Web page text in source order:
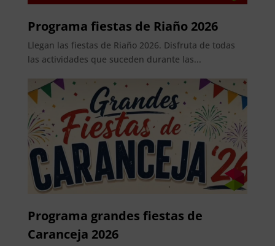
Programa fiestas de Riaño 2026
Llegan las fiestas de Riaño 2026. Disfruta de todas
las actividades que suceden durante las...
Programa grandes fiestas de
Caranceja 2026